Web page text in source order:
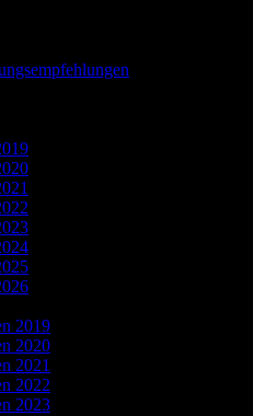
2019
2020
2021
2022
2023